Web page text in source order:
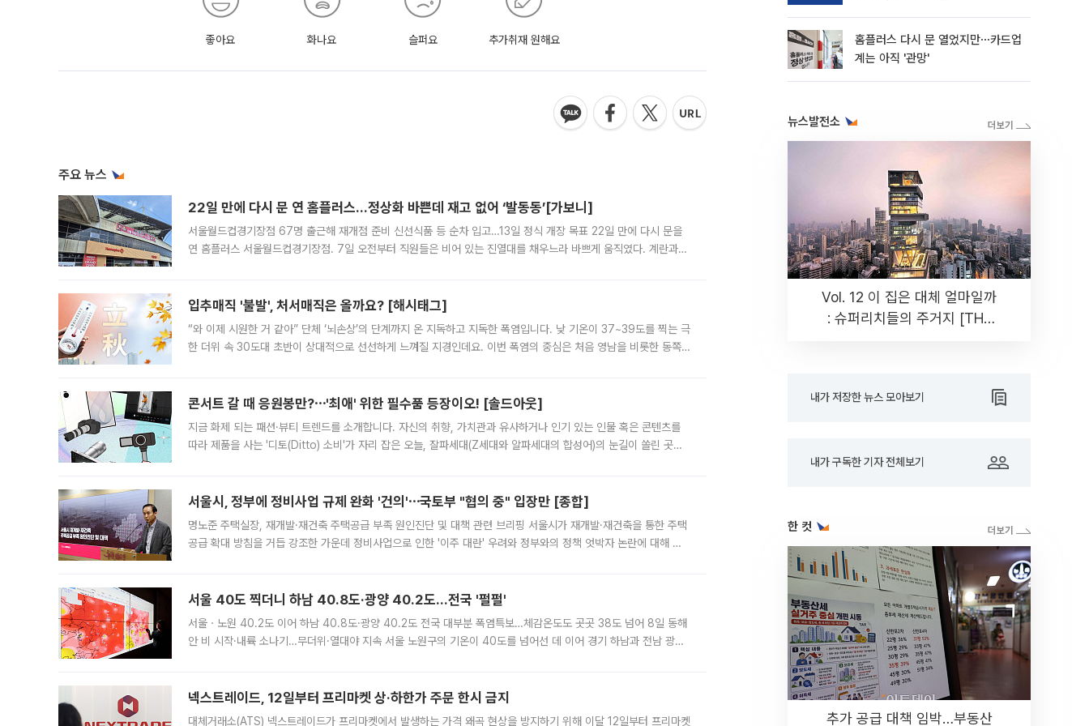
좋아요 화나요 슬퍼요 추가취재 원해요
주요 뉴스
22일 만에 다시 문 연 홈플러스…정상화 바쁜데 재고 없어 ‘발동동’[가보니]
서울월드컵경기장점 67명 출근해 재개점 준비 신선식품 등 순차 입고…13일 정식 개장 목표 22일 만에 다시 문을
연 홈플러스 서울월드컵경기장점. 7일 오전부터 직원들은 비어 있는 진열대를 채우느라 바쁘게 움직였다. 계란과
입추매직 '불발', 처서매직은 올까요? [해시태그]
“와 이제 시원한 거 같아” 단체 ‘뇌손상’의 단계까지 온 지독하고 지독한 폭염입니다. 낮 기온이 37~39도를 찍는 극
한 더위 속 30도대 초반이 상대적으로 선선하게 느껴질 지경인데요. 이번 폭염의 중심은 처음 영남을 비롯한 동쪽
콘서트 갈 때 응원봉만?⋯'최애' 위한 필수품 등장이오! [솔드아웃]
지금 화제 되는 패션·뷰티 트렌드를 소개합니다. 자신의 취향, 가치관과 유사하거나 인기 있는 인물 혹은 콘텐츠를
따라 제품을 사는 '디토(Ditto) 소비'가 자리 잡은 오늘, 잘파세대(Z세대와 알파세대의 합성어)의 눈길이 쏠린 곳은
서울시, 정부에 정비사업 규제 완화 '건의'⋯국토부 "협의 중" 입장만 [종합]
명노준 주택실장, 재개발·재건축 주택공급 부족 원인진단 및 대책 관련 브리핑 서울시가 재개발·재건축을 통한 주택
공급 확대 방침을 거듭 강조한 가운데 정비사업으로 인한 '이주 대란' 우려와 정부와의 정책 엇박자 논란에 대해 정
서울 40도 찍더니 하남 40.8도·광양 40.2도…전국 '펄펄'
서울ㆍ노원 40.2도 이어 하남 40.8도·광양 40.2도 전국 대부분 폭염특보…체감온도도 곳곳 38도 넘어 8일 동해
안 비 시작·내륙 소나기…무더위·열대야 지속 서울 노원구의 기온이 40도를 넘어선 데 이어 경기 하남과 전남 광양
넥스트레이드, 12일부터 프리마켓 상·하한가 주문 한시 금지
대체거래소(ATS) 넥스트레이드가 프리마켓에서 발생하는 가격 왜곡 현상을 방지하기 위해 이달 12일부터 프리마켓
홈플러스 다시 문 열었지만⋯카드업
계는 아직 '관망'
뉴스발전소
Vol. 12 이 집은 대체 얼마일까
: 슈퍼리치들의 주거지 [THE
내가 저장한 뉴스 모아보기
내가 구독한 기자 전체보기
한 컷
추가 공급 대책 임박…부동산